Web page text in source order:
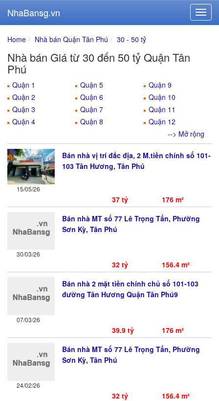
NhaBansg.vn
Home Nhà bán Quận Tân Phú 30 - 50 tỷ
Nhà bán Giá từ 30 đến 50 tỷ Quận Tân
Phú
Quận 1
Quận 2
Quận 3
Quận 4
Quận 5
Quận 6
Quận 7
Quận 8
Quận 9
Quận 10
Quận 11
Quận 12
--> Mở rộng
15/05/26
Bán nhà vị trí đắc địa, 2 M.tiền chính số 101-
103 Tân Hương, Tân Phú
37 tỷ 176 m²
30/03/26
Bán nhà MT số 77 Lê Trọng Tấn, Phường
Sơn Kỳ, Tân Phú
32 tỷ 156.4 m²
07/03/26
Bán nhà 2 mặt tiền chính chủ số 101-103
đường Tân Hương Quận Tân Phú9
39.9 tỷ 176 m²
24/02/26
Bán nhà MT số 77 Lê Trọng Tấn, Phường
Sơn Kỳ, Tân Phú
32 tỷ 156.4 m²